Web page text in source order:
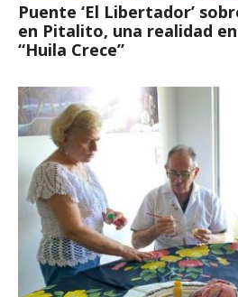
Puente ‘El Libertador’
en Pitalito, una realidad
“Huila Crece”